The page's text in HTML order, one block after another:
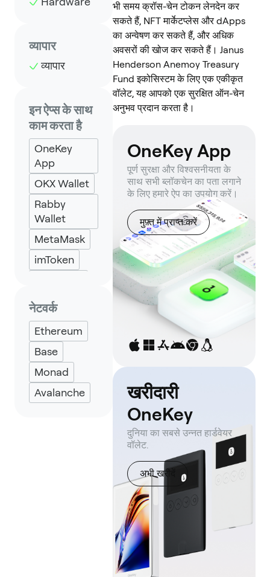
व्यापार
व्यापार
इन ऐप्स के साथ
काम करता है
OneKey
App
OKX Wallet
Rabby
Wallet
MetaMask
imToken
Keplr
Eternl
नेटवर्क
Ethereum
Base
Monad
Avalanche
भी समय क्रॉस-चेन टोकन लेनदेन कर
सकते हैं, NFT मार्केटप्लेस और dApps
का अन्वेषण कर सकते हैं, और अधिक
अवसरों की खोज कर सकते हैं। Janus
Henderson Anemoy Treasury
Fund इकोसिस्टम के लिए एक एकीकृत
वॉलेट, यह आपको एक सुरक्षित ऑन-चेन
अनुभव प्रदान करता है।
OneKey App
पूर्ण सुरक्षा और विश्वसनीयता के
साथ सभी ब्लॉकचेन का पता लगाने
के लिए हमारे ऐप का उपयोग करें।
मुफ़्त में प्राप्त करें
खरीदारी
OneKey
दुनिया का सबसे उन्नत हार्डवेयर
वॉलेट.
अभी खरीदें